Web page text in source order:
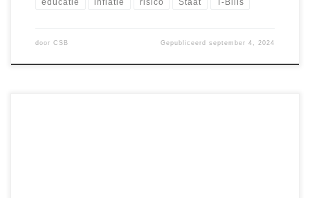
door CSB Gepubliceerdseptember 4, 2024